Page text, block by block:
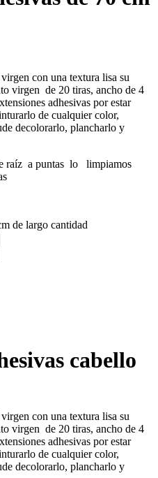
con una textura lisa su
virgen de 20 tiras, ancho de 4
adhesivas por estar
de cualquier color,
decolorarlo, plancharlo y
raíz a puntas lo limpiamos
de largo cantidad
cabello
con una textura lisa su
virgen de 20 tiras, ancho de 4
adhesivas por estar
de cualquier color,
decolorarlo, plancharlo y